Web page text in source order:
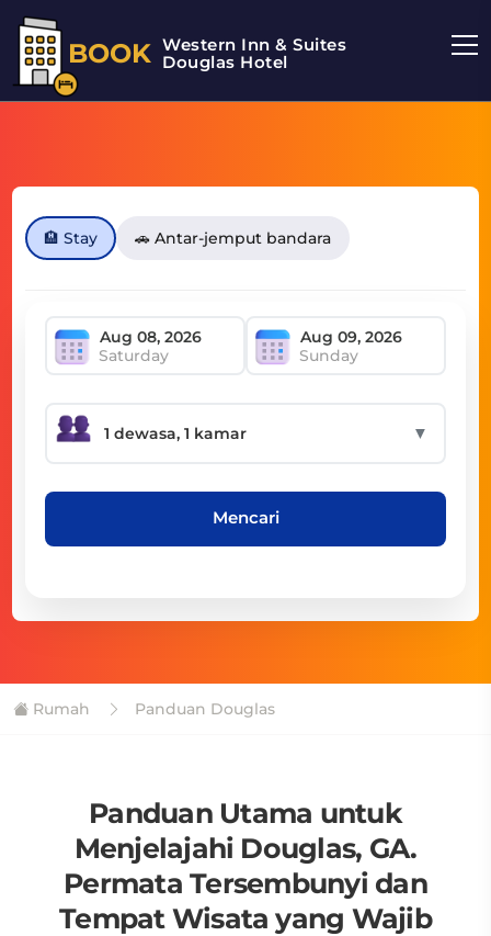
BOOK Western Inn & Suites
Douglas Hotel
🏨 Stay 🚗 Antar-jemput bandara
Saturday Sunday
▼
Mencari
Rumah Panduan Douglas
Panduan Utama untuk
Menjelajahi Douglas, GA.
Permata Tersembunyi dan
Tempat Wisata yang Wajib